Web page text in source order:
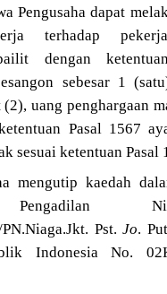
Pengusaha dapat
terhadap
dengan
sebesar 1
uang penghargaan
Pasal 1567
sesuai ketentuan Pasal
mengutip kaedah
Pengadilan
Pst.Jo.
Indonesia No.